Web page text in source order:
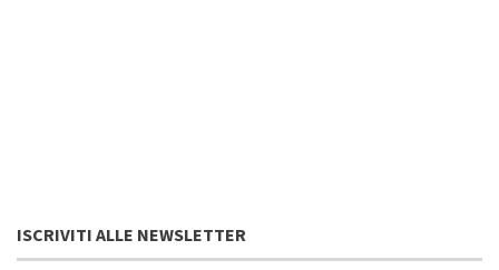
ISCRIVITI ALLE NEWSLETTER